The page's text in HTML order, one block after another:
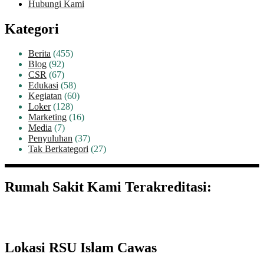
Hubungi Kami
Kategori
Berita (455)
Blog (92)
CSR (67)
Edukasi (58)
Kegiatan (60)
Loker(128)
Marketing (16)
Media (7)
Penyuluhan (37)
Tak Berkategori (27)
Rumah Sakit Kami Terakreditasi:
Lokasi RSU Islam Cawas